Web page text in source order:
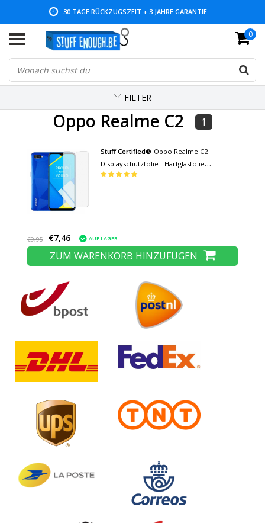
30 TAGE RÜCKZUGSZEIT + 3 JAHRE GARANTIE
NIEDRIGE PREISE UND GROSSE AUSWAHL 0
FILTER
Oppo Realme C2 1
Stuff Certified® Oppo Realme C2
Displayschutzfolie - Hartglasfolie
Gehärtetes Glas
€9,95 €7,46 AUF LAGER
ZUM WARENKORB HINZUFÜGEN